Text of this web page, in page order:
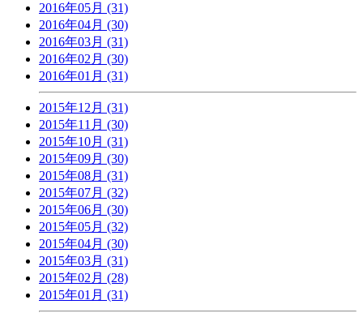
2016年05月 (31)
2016年04月 (30)
2016年03月 (31)
2016年02月 (30)
2016年01月 (31)
2015年12月 (31)
2015年11月 (30)
2015年10月 (31)
2015年09月 (30)
2015年08月 (31)
2015年07月 (32)
2015年06月 (30)
2015年05月 (32)
2015年04月 (30)
2015年03月 (31)
2015年02月 (28)
2015年01月 (31)